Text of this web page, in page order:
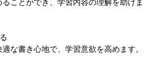
ことができ、学習内容の理解を助けま
な書き心地で、学習意欲を高めます。